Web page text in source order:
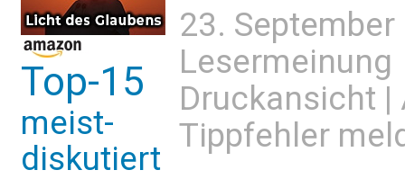
Top-15
meist-
diskutiert
23.
Lesermeinung
Druckansicht |
Tippfehler